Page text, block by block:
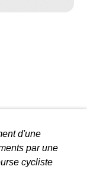
d'une
par une
cycliste